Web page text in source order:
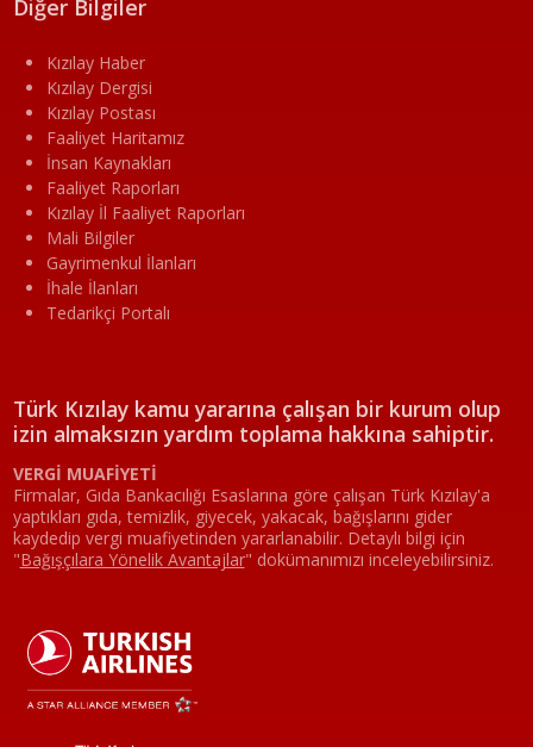
Diğer Bilgiler
Kızılay Haber
Kızılay Dergisi
Kızılay Postası
Faaliyet Haritamız
İnsan Kaynakları
Faaliyet Raporları
Kızılay İl Faaliyet Raporları
Mali Bilgiler
Gayrimenkul İlanları
İhale İlanları
Tedarikçi Portalı
Türk Kızılay kamu yararına çalışan bir kurum olup
izin almaksızın yardım toplama hakkına sahiptir.
VERGİ MUAFİYETİ
Firmalar, Gıda Bankacılığı Esaslarına göre çalışan Türk Kızılay'a
yaptıkları gıda, temizlik, giyecek, yakacak, bağışlarını gider
kaydedip vergi muafiyetinden yararlanabilir. Detaylı bilgi için
"Bağışçılara Yönelik Avantajlar" dokümanımızı inceleyebilirsiniz.